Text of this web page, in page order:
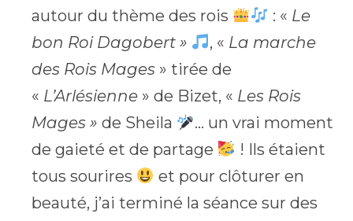
autour du thème des rois
: « Le
bon Roi Dagobert »
, « La marche
des Rois Mages » tirée de
« L’Arlésienne » de Bizet, « Les Rois
Mages » de Sheila
… un vrai moment
de gaieté et de partage
! Ils étaient
tous sourires
et pour clôturer en
beauté, j’ai terminé la séance sur des